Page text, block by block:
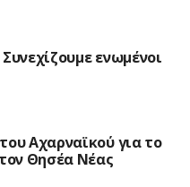
ενωμένοι
Αχαρναϊκού για το
Θησέα Νέας